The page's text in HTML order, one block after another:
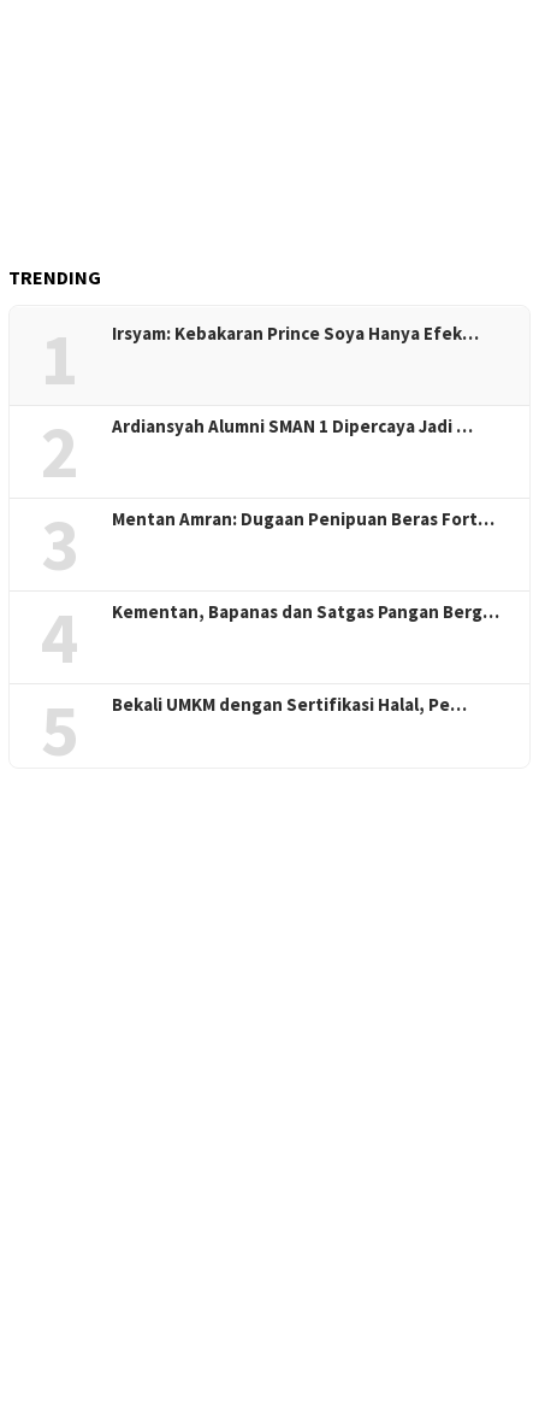
TRENDING
1 Irsyam: Kebakaran Prince Soya Hanya Efek…
2 Ardiansyah Alumni SMAN 1 Dipercaya Jadi …
3 Mentan Amran: Dugaan Penipuan Beras Fort…
4 Kementan, Bapanas dan Satgas Pangan Berg…
5 Bekali UMKM dengan Sertifikasi Halal, Pe…